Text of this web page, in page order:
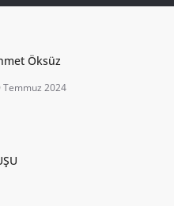
Öksüz
Temmuz 2024